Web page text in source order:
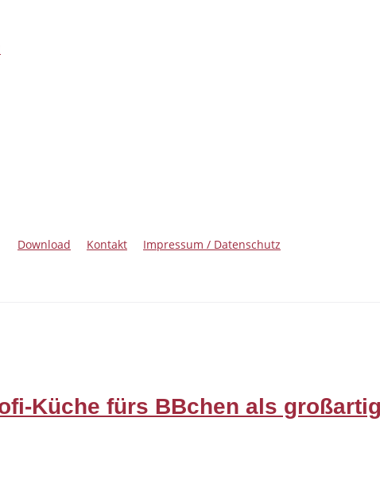
Download Kontakt Impressum / Datenschutz
Küche fürs BBchen als